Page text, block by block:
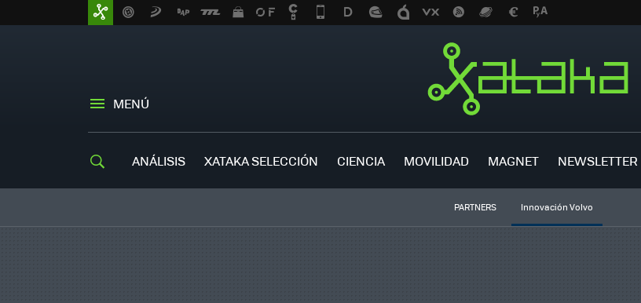
MENÚ
ANÁLISIS XATAKA SELECCIÓN CIENCIA MOVILIDAD MAGNET NEWSLETTER
PARTNERS Innovación Volvo